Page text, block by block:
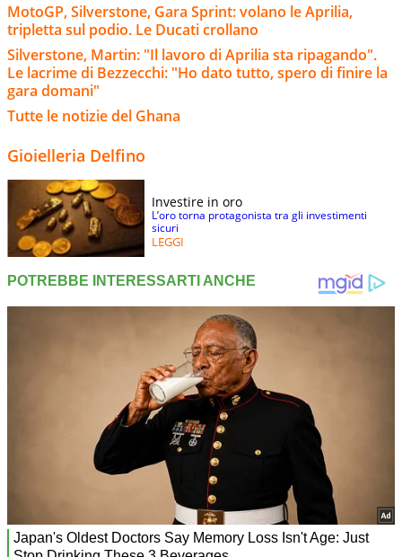
MotoGP, Silverstone, Gara Sprint: volano le Aprilia,
tripletta sul podio. Le Ducati crollano
Silverstone, Martin: "Il lavoro di Aprilia sta ripagando".
Le lacrime di Bezzecchi: "Ho dato tutto, spero di finire la
gara domani"
Tutte le notizie del Ghana
Gioielleria Delfino
Investire in oro
L’oro torna protagonista tra gli investimenti
sicuri
LEGGI